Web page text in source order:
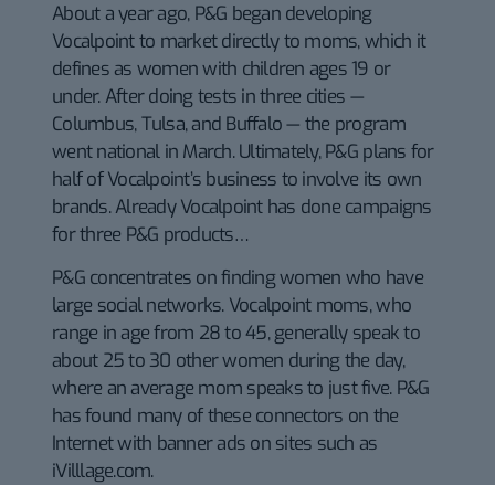
About a year ago, P&G began developing
Vocalpoint to market directly to moms, which it
defines as women with children ages 19 or
under. After doing tests in three cities —
Columbus, Tulsa, and Buffalo — the program
went national in March. Ultimately, P&G plans for
half of Vocalpoint’s business to involve its own
brands. Already Vocalpoint has done campaigns
for three P&G products…
P&G concentrates on finding women who have
large social networks. Vocalpoint moms, who
range in age from 28 to 45, generally speak to
about 25 to 30 other women during the day,
where an average mom speaks to just five. P&G
has found many of these connectors on the
Internet with banner ads on sites such as
iVilllage.com.